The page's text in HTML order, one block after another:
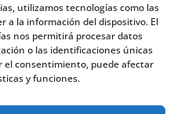
utilizamos tecnologías como las
a la información del dispositivo. El
nos permitirá procesar datos
o las identificaciones únicas
consentimiento, puede afectar
y funciones.